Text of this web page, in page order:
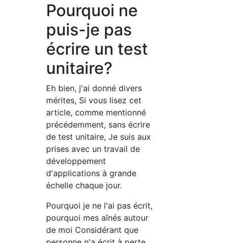
Pourquoi ne
puis-je pas
écrire un test
unitaire?
Eh bien, j'ai donné divers
mérites, Si vous lisez cet
article, comme mentionné
précédemment, sans écrire
de test unitaire, Je suis aux
prises avec un travail de
développement
d'applications à grande
échelle chaque jour.
Pourquoi je ne l'ai pas écrit,
pourquoi mes aînés autour
de moi Considérant que